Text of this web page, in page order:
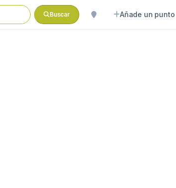
Buscar Añade un punto